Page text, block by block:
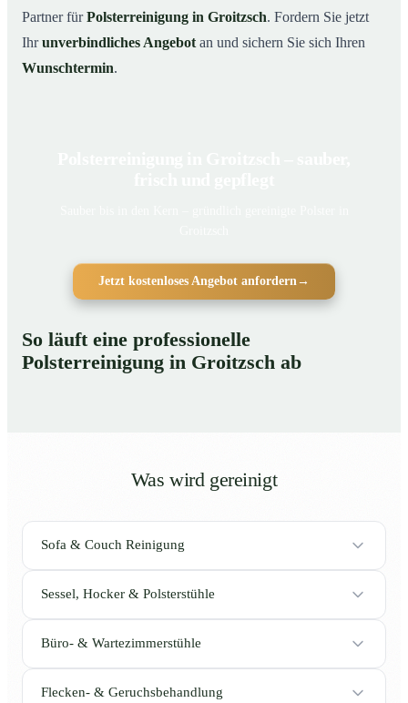
Partner fürPolsterreinigung in Groitzsch. Fordern Sie jetzt
Ihrunverbindliches Angebot an und sichern Sie sich Ihren
Wunschtermin.
Jetzt kostenloses Angebot anfordern →
So läuft eine professionelle
Polsterreinigung in Groitzsch ab
Was wird gereinigt
Sofa & Couch Reinigung
Sessel, Hocker & Polsterstühle
Büro- & Wartezimmerstühle
Flecken- & Geruchsbehandlung